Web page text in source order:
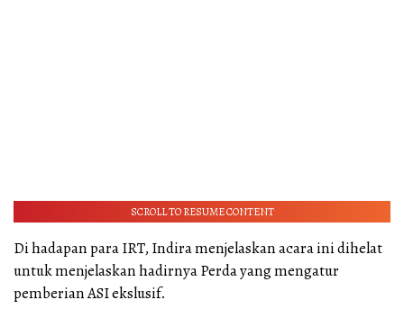
SCROLL TO RESUME CONTENT
Di hadapan para IRT, Indira menjelaskan acara ini dihelat
untuk menjelaskan hadirnya Perda yang mengatur
pemberian ASI ekslusif.